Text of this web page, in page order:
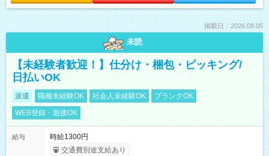
掲載日：2026.08.05
未読
【未経験者歓迎！】仕分け・梱包・ピッキング/
日払いOK
派遣 職種未経験OK 社会人未経験OK
ブランクOK
WEB登録・面接OK
給与
時給1300円
交通費別途支給あり